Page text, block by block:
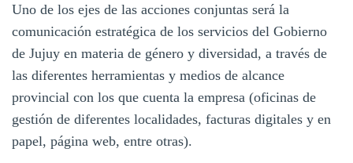
Uno de los ejes de las acciones conjuntas será la
comunicación estratégica de los servicios del Gobierno
de Jujuy en materia de género y diversidad, a través de
las diferentes herramientas y medios de alcance
provincial con los que cuenta la empresa (oficinas de
gestión de diferentes localidades, facturas digitales y en
papel, página web, entre otras).